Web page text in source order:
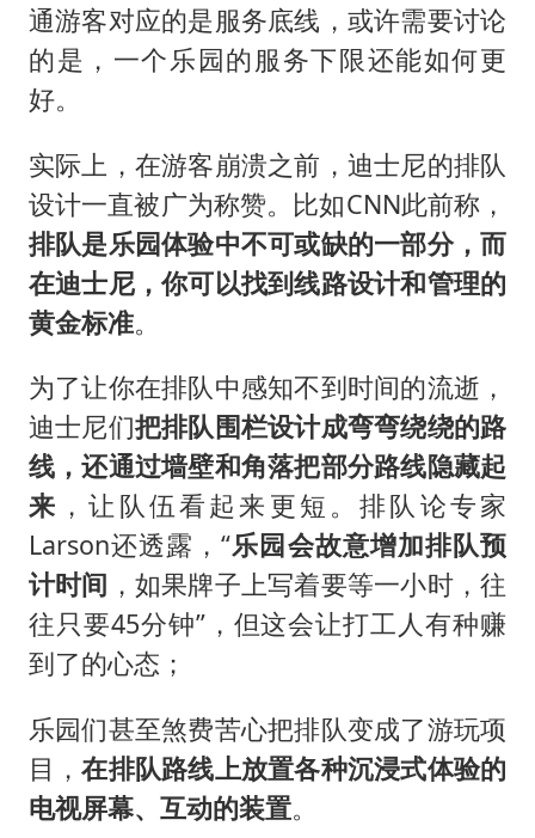
通游客对应的是服务底线，或许需要讨论
的是，一个乐园的服务下限还能如何更
好。
实际上，在游客崩溃之前，迪士尼的排队
设计一直被广为称赞。比如CNN此前称，
排队是乐园体验中不可或缺的一部分，而
在迪士尼，你可以找到线路设计和管理的
黄金标准。
为了让你在排队中感知不到时间的流逝，
迪士尼们把排队围栏设计成弯弯绕绕的路
线，还通过墙壁和角落把部分路线隐藏起
来 ，让队伍看起来更短。排队论专家
Larson还透露，“乐园会故意增加排队预
计时间 ，如果牌子上写着要等一小时，往
往只要45分钟”，但这会让打工人有种赚
到了的心态；
乐园们甚至煞费苦心把排队变成了游玩项
目，在排队路线上放置各种沉浸式体验的
电视屏幕、互动的装置。